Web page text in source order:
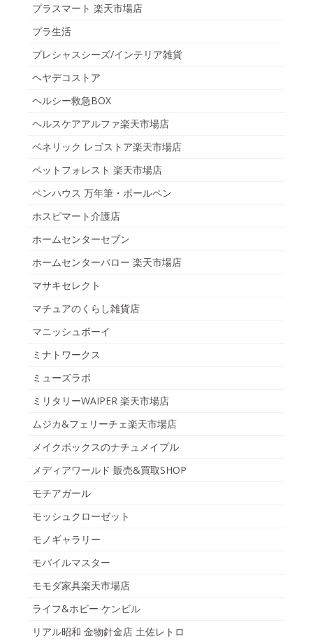
プラスマート 楽天市場店
プラ生活
プレシャスシーズ/インテリア雑貨
ヘヤデコストア
ヘルシー救急BOX
ヘルスケアアルファ楽天市場店
ベネリック レゴストア楽天市場店
ペットフォレスト 楽天市場店
ペンハウス 万年筆・ボールペン
ホスピマート介護店
ホームセンターセブン
ホームセンターバロー 楽天市場店
マサキセレクト
マチュアのくらし雑貨店
マニッシュボーイ
ミナトワークス
ミューズラボ
ミリタリーWAIPER 楽天市場店
ムジカ&フェリーチェ楽天市場店
メイクボックスのナチュメイプル
メディアワールド 販売&買取SHOP
モチアガール
モッシュクローゼット
モノギャラリー
モバイルマスター
モモダ家具楽天市場店
ライフ&ホビー ケンビル
リアル昭和 金物針金店 土佐レトロ